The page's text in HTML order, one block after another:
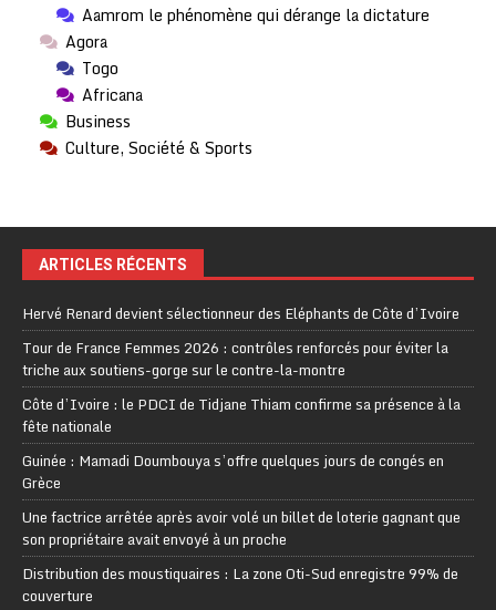
Aamrom le phénomène qui dérange la dictature
Agora
Togo
Africana
Business
Culture, Société & Sports
ARTICLES RÉCENTS
Hervé Renard devient sélectionneur des Eléphants de Côte d’Ivoire
Tour de France Femmes 2026 : contrôles renforcés pour éviter la
triche aux soutiens-gorge sur le contre-la-montre
Côte d’Ivoire : le PDCI de Tidjane Thiam confirme sa présence à la
fête nationale
Guinée : Mamadi Doumbouya s’offre quelques jours de congés en
Grèce
Une factrice arrêtée après avoir volé un billet de loterie gagnant que
son propriétaire avait envoyé à un proche
Distribution des moustiquaires : La zone Oti-Sud enregistre 99% de
couverture